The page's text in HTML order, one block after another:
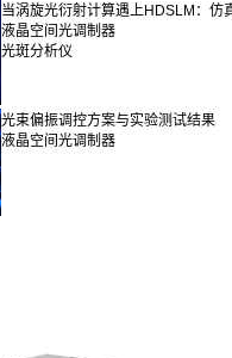
当涡旋光衍射计算遇上HDSLM：仿
液晶空间光调制器
光斑分析仪
光束偏振调控方案与实验测试结果
液晶空间光调制器